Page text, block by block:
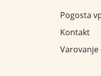
Pogosta
Kontakt